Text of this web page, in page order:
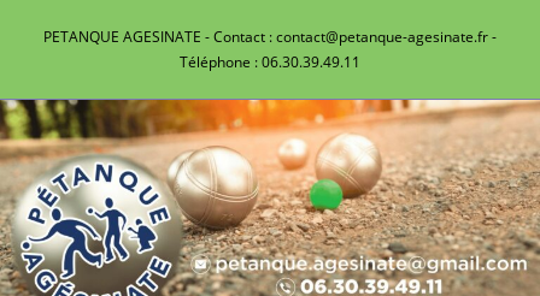
PETANQUE AGESINATE - Contact : contact@petanque-agesinate.fr -
Téléphone : 06.30.39.49.11